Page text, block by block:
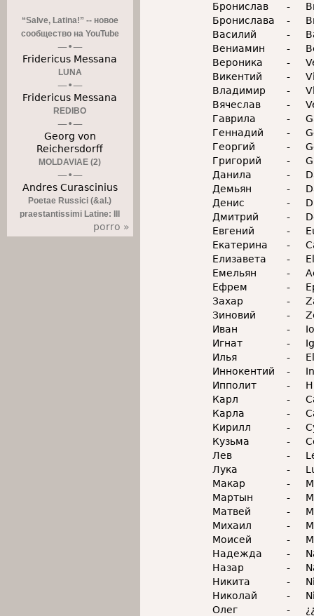
Бронислав
-
Бронислава
-
Василий
-
Вениамин
-
Вероника
-
Викентий
-
Владимир
-
Вячеслав
-
Гаврила
-
Геннадий
-
Георгий
-
Григорий
-
Данила
-
Демьян
-
Денис
-
Дмитрий
-
Евгений
-
Екатерина
-
Елизавета
-
Емельян
-
Ефрем
-
Захар
-
Зиновий
-
Иван
-
Игнат
-
Илья
-
Иннокентий
-
Ипполит
-
Карл
-
Карла
-
Кирилл
-
Кузьма
-
Лев
-
Лука
-
Макар
-
Мартын
-
Матвей
-
Михаил
-
Моисей
-
Надежда
-
Назар
-
Никита
-
Николай
-
Олег
-
“Salve, Latina!” -- новое
сообщество на YouTube
Fridericus Messana
LUNA
Fridericus Messana
REDIBO
Georg von
Reichersdorff
MOLDAVIAE (2)
Andres Curascinius
Poetae Russici (&al.)
praestantissimi Latine: III
porro »